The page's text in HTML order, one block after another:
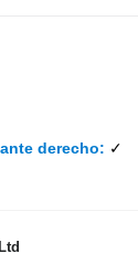
derecho ✓